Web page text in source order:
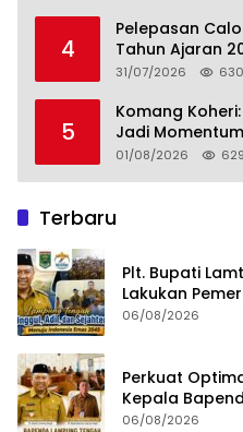
4
Pelepasan
Tahun Ajaran
Lamteng
31/07/2026 630
5
Komang
Jadi
Lampung Tengah
01/08/2026 629
Terbaru
Plt. Bupati
Lakukan
51 Kepala
06/08/2026
Perkuat
Kepala
Seluruh
06/08/2026